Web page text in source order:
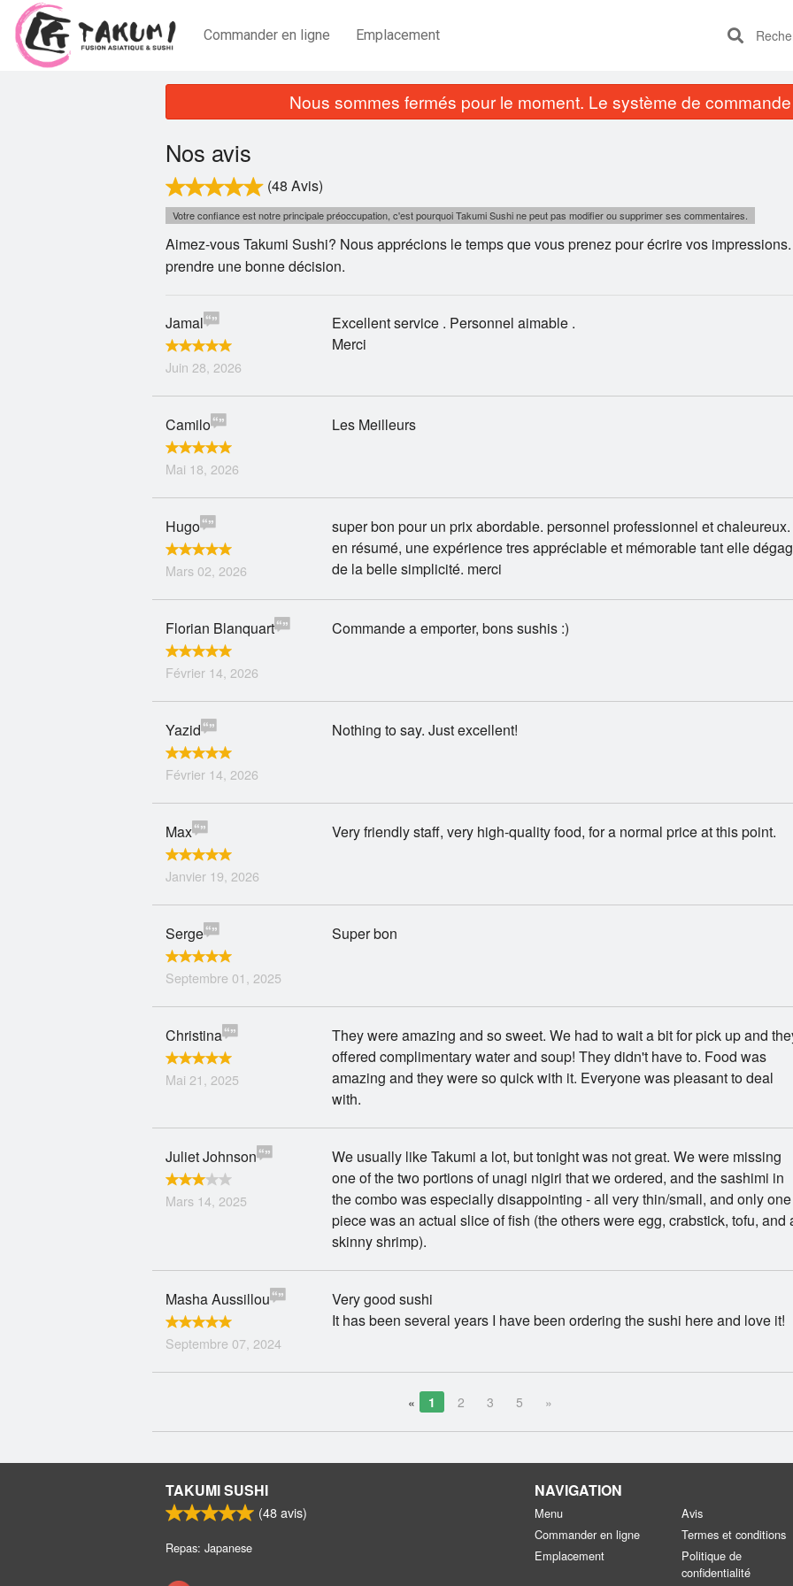
Commander en ligne Emplacement
Nous sommes fermés pour le moment. Le système de
Nos avis
(48 Avis)
Votre confiance est notre principale préoccupation, c'est pourquoi Takumi Sushi ne peut pas modifier ou supprimer ses commentaires.
Aimez-vous Takumi Sushi? Nous apprécions le temps que vous prenez pour écrire vos
prendre une bonne décision.
Jamal
Juin 28, 2026
Excellent service . Personnel aimable .
Merci
Camilo
Mai 18, 2026
Les Meilleurs
Hugo
Mars 02, 2026
super bon pour un prix abordable. personnel professionnel et chaleureux.
en résumé, une expérience tres appréciable et mémorable tant elle
de la belle simplicité. merci
Florian Blanquart
Février 14, 2026
Commande a emporter, bons sushis :)
Yazid
Février 14, 2026
Nothing to say. Just excellent!
Max
Janvier 19, 2026
Very friendly staff, very high-quality food, for a normal price at this point.
Serge
Septembre 01, 2025
Super bon
Christina
Mai 21, 2025
They were amazing and so sweet. We had to wait a bit for pick up and
offered complimentary water and soup! They didn't have to. Food was
amazing and they were so quick with it. Everyone was pleasant to deal
with.
Juliet Johnson
Mars 14, 2025
We usually like Takumi a lot, but tonight was not great. We were missing
one of the two portions of unagi nigiri that we ordered, and the sashimi in
the combo was especially disappointing - all very thin/small, and only one
piece was an actual slice of fish (the others were egg, crabstick, tofu, and
skinny shrimp).
Masha Aussillou
Septembre 07, 2024
Very good sushi
It has been several years I have been ordering the sushi here and love it!
« 1 2 3 5 »
TAKUMI SUSHI
(48avis)
Repas: Japanese
NAVIGATION
Menu
Commander en ligne
Emplacement
Avis
Termes et conditions
Politique de
confidentialité